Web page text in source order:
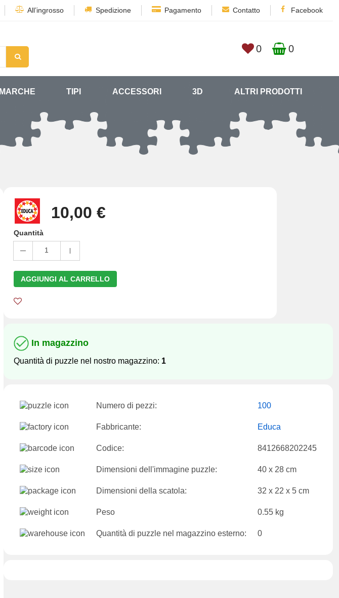
All’ingrosso Spedizione Pagamento Contatto Facebook
0 0
MARCHE TIPI ACCESSORI 3D ALTRI PRODOTTI
10,00 €
Quantità
1
AGGIUNGI AL CARRELLO
In magazzino
Quantità di puzzle nel nostro magazzino: 1
Numero di pezzi: 100
Fabbricante: Educa
Codice: 8412668202245
Dimensioni dell'immagine puzzle: 40 x 28 cm
Dimensioni della scatola: 32 x 22 x 5 cm
Peso 0.55 kg
Quantità di puzzle nel magazzino esterno: 0